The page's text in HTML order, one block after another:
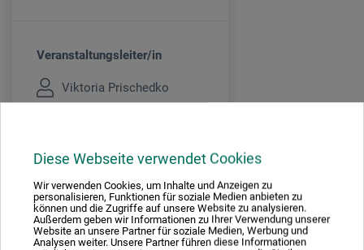
Diese Webseite verwendet Cookies
Wir verwenden Cookies, um Inhalte und Anzeigen zu
personalisieren, Funktionen für soziale Medien anbieten zu
können und die Zugriffe auf unsere Website zu analysieren.
Außerdem geben wir Informationen zu Ihrer Verwendung unserer
Website an unsere Partner für soziale Medien, Werbung und
Analysen weiter. Unsere Partner führen diese Informationen
Veranstaltungsleiter/in
Viktoria Prischedko
Kursgebühr
600 CHF
EXKL. MATERIAL